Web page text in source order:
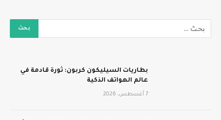
بطاريات السيليكون كربون: ثورة قادمة في
عالم الهواتف الذكية
7 أغسطس، 2026